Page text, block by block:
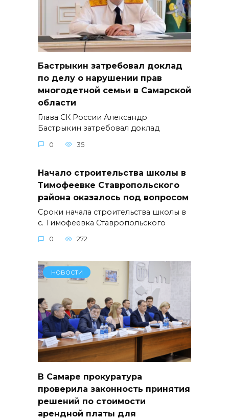
Бастрыкин затребовал доклад
по делу о нарушении прав
многодетной семьи в Самарской
области
Глава СК России Александр
Бастрыкин затребовал доклад
0 35
Начало строительства школы в
Тимофеевке Ставропольского
района оказалось под вопросом
Сроки начала строительства школы в
с. Тимофеевка Ставропольского
0 272
НОВОСТИ
В Самаре прокуратура
проверила законность принятия
решений по стоимости
арендной платы для